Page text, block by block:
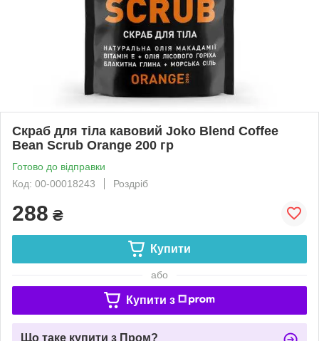
Скраб для тіла кавовий Joko Blend Coffee
Bean Scrub Orange 200 гр
Готово до відправки
Код: 00-00018243
Роздріб
288 ₴
Купити
або
Купити з
Що таке купити з Пром?